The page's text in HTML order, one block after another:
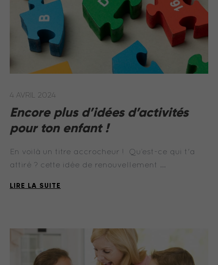
4 AVRIL 2024
Encore plus d’idées d’activités
pour ton enfant !
En voilà un titre accrocheur ! Qu’est-ce qui t'a
attiré ? cette idée de renouvellement …
LIRE LA SUITE